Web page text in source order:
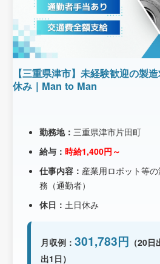
【三重県津市】未経験歓迎の製
休み｜Man to Man
勤務地： 三重県津市片田町
給与： 時給1,400円～
仕事内容： 産業用ロボット等
務（通勤者）
休日： 土日休み
月収例： 301,783円 （20
出1日）